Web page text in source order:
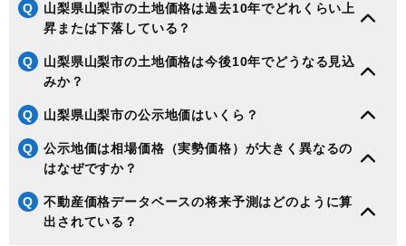
Q
山梨県山梨市の土地価格は過去10年でどれくらい上
昇または下落している？
Q
山梨県山梨市の土地価格は今後10年でどうなる見込
みか？
Q 山梨県山梨市の公示地価はいくら？
Q
公示地価は相場価格（実勢価格）が大きく異なるの
はなぜですか？
Q
不動産価格データベースの将来予測はどのように算
出されている？